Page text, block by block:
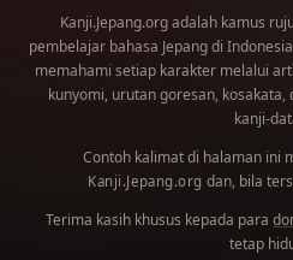
Kanji.Jepang.org adalah kamus
pembelajar bahasa Jepang di
memahami setiap karakter melalui
kunyomi, urutan goresan,
kanji-
Contoh kalimat di halaman ini
Kanji.Jepang.org dan, bila
Terima kasih khusus kepada para
tetap